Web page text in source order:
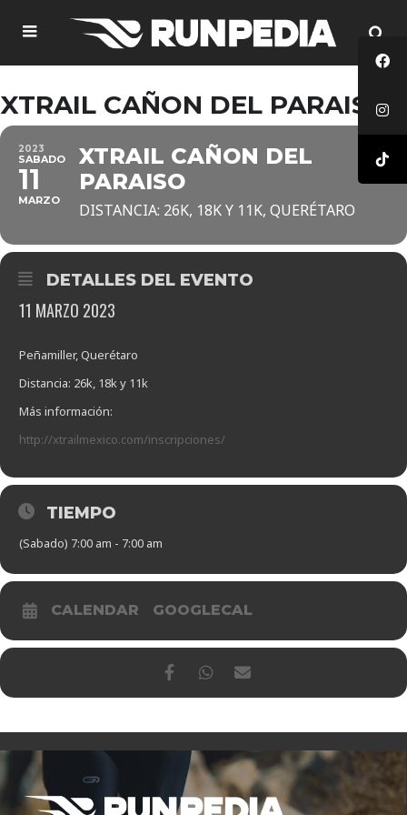
XTRAIL CAÑON DEL PARAISO
2023
SABADO
11
MARZO
XTRAIL CAÑON DEL
PARAISO
DISTANCIA: 26K, 18K Y 11K, QUERÉTARO
DETALLES DEL EVENTO
11 MARZO 2023
Peñamiller, Querétaro
Distancia: 26k, 18k y 11k
Más información:
http://xtrailmexico.com/inscripciones/
TIEMPO
(Sabado) 7:00 am - 7:00 am
CALENDAR GOOGLECAL